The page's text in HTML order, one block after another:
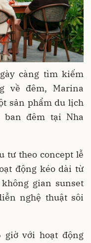
càng tìm kiếm
về đêm, Marina
sản phẩm du lịch
đêm tại Nha
tư theo concept lễ
động kéo dài từ
gian sunset
nghệ thuật sôi
giờ với hoạt động